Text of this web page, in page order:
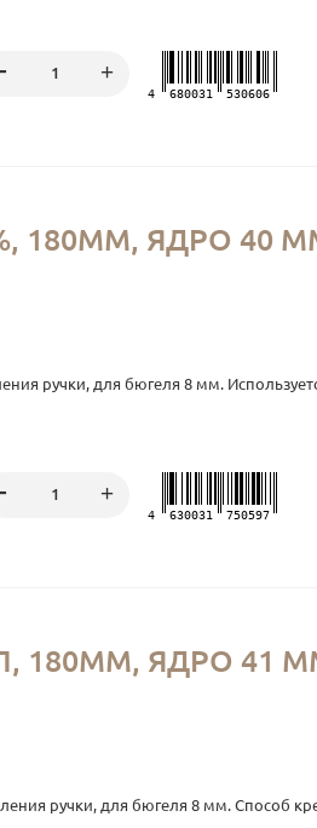
4 680031 530606
180ММ, ЯДРО 40
ручки, для бюгеля 8 мм.
4 630031 750597
ЯДРО 41
ручки, для бюгеля 8 мм. Способ